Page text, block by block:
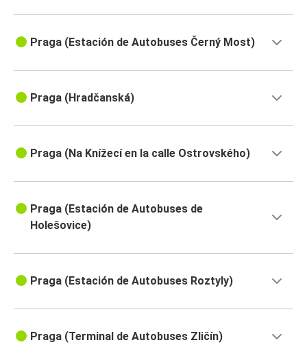
Praga (Estación de Autobuses Černý Most)
Praga (Hradčanská)
Praga (Na Knížecí en la calle Ostrovského)
Praga (Estación de Autobuses de
Holešovice)
Praga (Estación de Autobuses Roztyly)
Praga (Terminal de Autobuses Zličín)